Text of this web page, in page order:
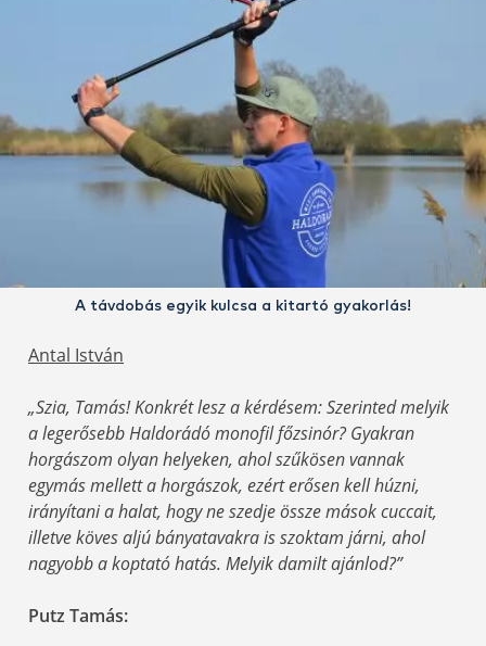
A távdobás egyik kulcsa a kitartó gyakorlás!
Antal István
„Szia, Tamás! Konkrét lesz a kérdésem: Szerinted melyik
a legerősebb Haldorádó monofil főzsinór? Gyakran
horgászom olyan helyeken, ahol szűkösen vannak
egymás mellett a horgászok, ezért erősen kell húzni,
irányítani a halat, hogy ne szedje össze mások cuccait,
illetve köves aljú bányatavakra is szoktam járni, ahol
nagyobb a koptató hatás. Melyik damilt ajánlod?”
Putz Tamás: